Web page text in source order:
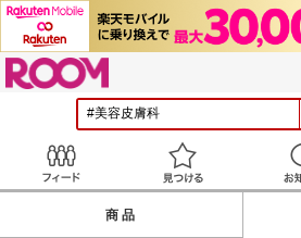
見つける
商品